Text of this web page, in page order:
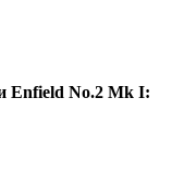
Enfield No.2 Mk I: